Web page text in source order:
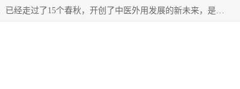
深圳运康达华科技有限公司是一家致力于健康健康产业的现代化企业，已经走过了15个春秋，开创了中医外用发展的新未来，是专业从事中医医疗仪器的研发、生产、销售、服务为一体的子公司，在医疗器械的设计、开发和生产方面率先引进国际先进技术和好的科技人员，先后开发出了场效应治疗仪、多功能治疗仪、颈椎治疗仪、腰椎治疗仪、增效垫等多个系列。